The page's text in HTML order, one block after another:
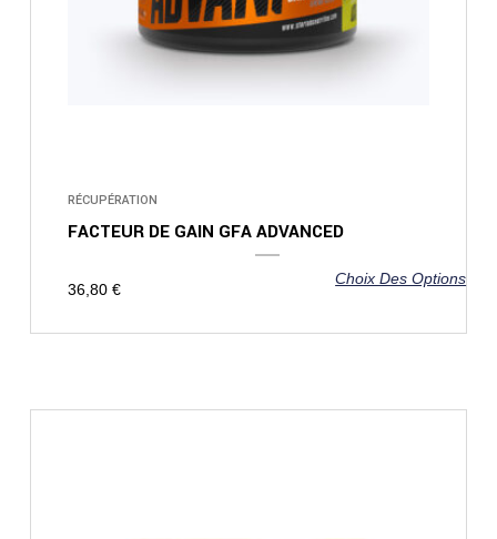
Choix Des Options
RÉCUPÉRATION
FACTEUR DE GAIN GFA ADVANCED
36,80 €